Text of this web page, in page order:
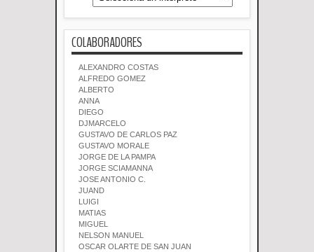
COLABORADORES
ALEXANDRO COSTAS
ALFREDO GOMEZ
ALBERTO
ANNA
DIEGO
DJMARCELO
GUSTAVO DE CARLOS PAZ
GUSTAVO MORALE
JORGE DE LA PAMPA
JORGE SCIAMANNA
JOSE ANTONIO C.
JUAND
LUIGI
MATIAS
MIGUEL
NELSON MANUEL
OSCAR OLARTE DE SAN JUAN